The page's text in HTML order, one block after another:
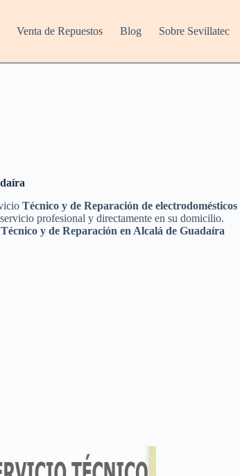
Venta de Repuestos Blog Sobre Sevillatec
Técnico y de Reparación de electrodomésticos
profesional y directamente en su domicilio.
y de Reparación en Alcalá de Guadaíra